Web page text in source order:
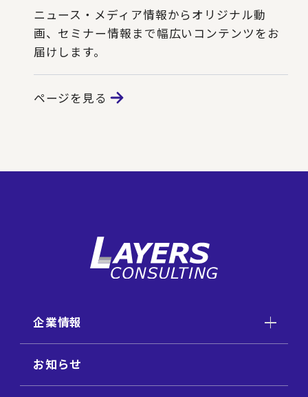
ニュース・メディア情報からオリジナル動
画、セミナー情報まで幅広いコンテンツをお
届けします。
ページを見る
企業情報
お知らせ